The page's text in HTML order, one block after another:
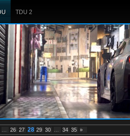
TDU 2
26 27 28 29 30 34 35 »